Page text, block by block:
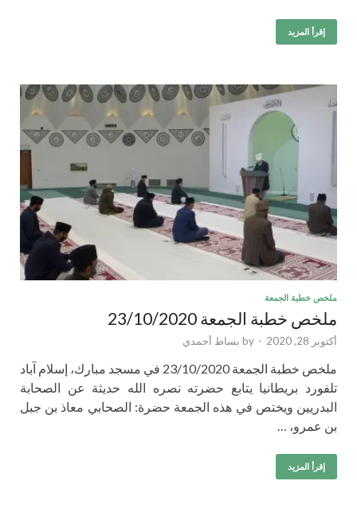
إقرأ المزيد
ملخص خطبة الجمعة
ملخص خطبة الجمعة 23/10/2020
أكتوبر 28, 2020 -
by بساط أحمدي
ملخص خطبة الجمعة 23/10/2020 في مسجد مبارك، إسلام آباد
تلفورد بريطانيا يتابع حضرته نصره الله حديثة عن الصحابة
البدريين ويختص في هذه الجمعة حضرة: الصحابي معاذ بن جبل
بن عمرو، …
إقرأ المزيد